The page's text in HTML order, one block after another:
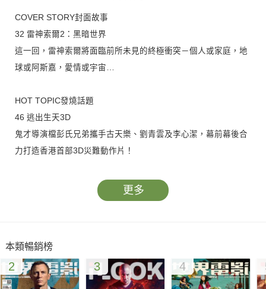
COVER STORY封面故事
32 雷神索爾2：黑暗世界
這一回，雷神索爾將面臨前所未見的終極衝突－個人或家庭，地
球或阿斯嘉，愛情或宇宙…
HOT TOPIC發燒話題
46 逃出生天3D
鬼才導演檔彭氏兄弟攜手古天樂、劉青雲及李心潔，幕前幕後合
力打造香港首部3D災難動作片！
SPECIAL REPORT特別報導
室在電影版圖上所取得的空前成功，曾經的混亂、轉換與化危機
為轉機，如今看來早已雲淡風輕化為一頁變革史。只能說，沒有
當初漫威工作室領導人物的野望與遠見，就沒有今日傲笑群倫的
更多
本類暢銷榜
2 3 4